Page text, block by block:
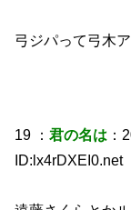
弓ジパって弓木
19 ：君の名は ：
ID:lx4rDXEI0.net